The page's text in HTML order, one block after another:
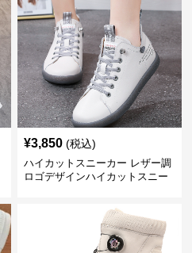
¥3,850 (税込)
ハイカットスニーカー レザー調
ロゴデザインハイカットスニー